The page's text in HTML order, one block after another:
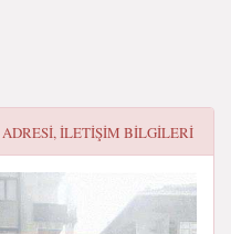
ADRESI, ILETIŞIM BILGILERI